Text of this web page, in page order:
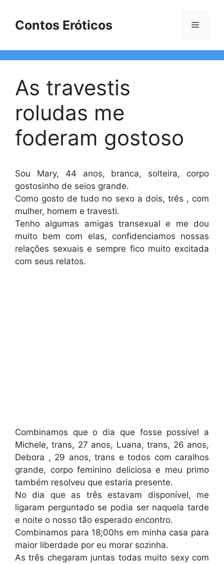
Contos Eróticos Menu
As travestis
roludas me
foderam gostoso
Sou Mary, 44 anos, branca, solteira, corpo
gostosinho de seios grande.
Como gosto de tudo no sexo a dois, três , com
mulher, homem e travesti.
Tenho algumas amigas transexual e me dou
muito bem com elas, confidenciamos nossas
relações sexuais e sempre fico muito excitada
com seus relatos.
Combinamos que o dia que fosse possível a
Michele, trans, 27 anos, Luana, trans, 26 anos,
Debora , 29 anos, trans e todos com caralhos
grande, corpo feminino deliciosa e meu primo
também resolveu que estaria presente.
No dia que as três estavam disponível, me
ligaram perguntado se podia ser naquela tarde
e noite o nosso tão esperado encontro.
Combinamos para 18;00hs em minha casa para
maior liberdade por eu morar sozinha.
As três chegaram juntas todas muito sexy com